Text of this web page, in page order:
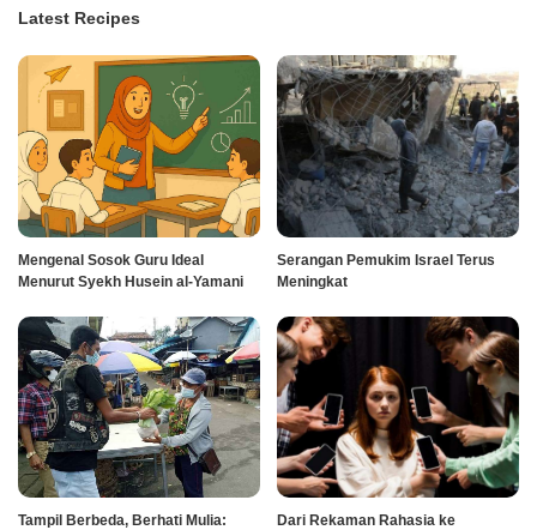
Latest Recipes
Mengenal Sosok Guru Ideal
Menurut Syekh Husein al-Yamani
Serangan Pemukim Israel Terus
Meningkat
Tampil Berbeda, Berhati Mulia:
Dari Rekaman Rahasia ke